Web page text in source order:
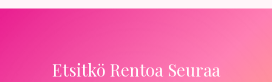
Etsitkö Rentoa Seuraa